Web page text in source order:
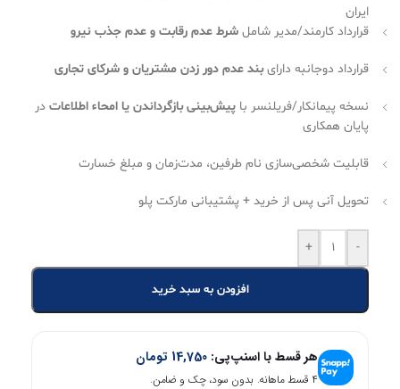
ایران
قرارداد کارمند/مدیر شامل شرط عدم رقابت و عدم جذب نیرو
قرارداد دوجانبه دارایبند عدم دور زدن مشتریان و شرکای تجاری
نسخه پیمانکار/فریلنسر با پیش‌بینی بازگرداندن یا امحاء اطلاعات در
پایان همکاری
قابلیت شخصی‌سازی نام طرفین، مدت‌زمان و مبلغ خسارت
تحویل آنی پس از خرید + پشتیبانی مارکت پلو
-
+
افزودن به سبد خرید
هر قسط با اسنپ‌پی: 14,750 تومان
۴ قسط ماهانه. بدون سود، چک و ضامن.